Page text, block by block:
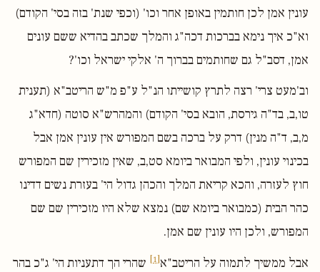
עונין אמן לכן חותמין באופן אחר וכו' (וכפי שנת' בזה בסי' הקודם)
וא"כ איך נימא בברכות דכה"ג והמלך שכתב בהדיא ששם עונים
אמן, דסב"ל גם שחותמים בברוך ה' אלקי ישראל וכו'?
וב'מעט צרי' רצה לתרץ קושייתו הנ"ל ע"פ מ"ש הריטב"א (תענית
טו,ב, בד"ה גירסת, הובא בסי' הקודם) והמהרש"א סוטה (חדא"ג
מ,ב, ד"ה מנין) דרק על ברכה בשם המפורש אין עונין אמן אבל
בכינוי עונין, ולפי המבואר ביומא סט,ב, שאין מזכירין שם המפורש
חוץ לעזרה, והכא קריאת המלך והכהן גדול הי' בעזרת נשים דדינו
כהר הבית (כמבואר ביומא שם) נמצא שלא היו מזכירין שם שם
המפורש, ולכן היו עונין שם אמן.
אבל ממשיך לתמוה על הריטב"א[1]
שהרי הך דתעניות הי' ג"כ בהר